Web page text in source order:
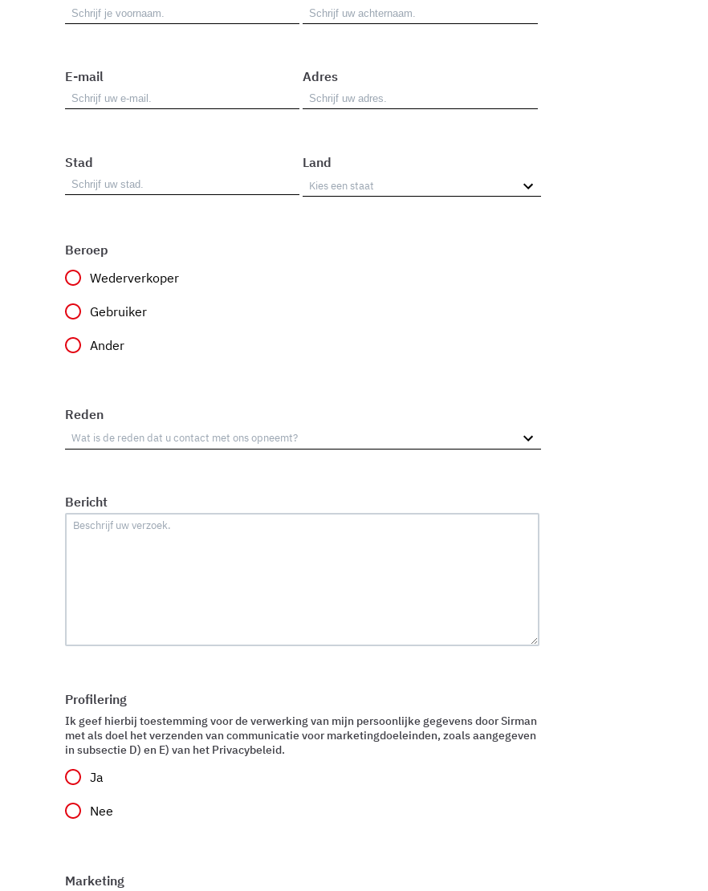
E-mail Adres
Stad Land
Beroep
Wederverkoper
Gebruiker
Ander
Reden
Bericht
Profilering
Ik geef hierbij toestemming voor de verwerking van mijn persoonlijke gegevens door Sirman
met als doel het verzenden van communicatie voor marketingdoeleinden, zoals aangegeven
in subsectie D) en E) van het Privacybeleid.
Ja
Nee
Marketing